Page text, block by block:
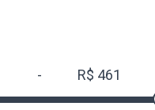
- R$ 461